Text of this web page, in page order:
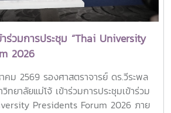
าร่วมการประชุม “Thai University
2026
ม 2569 รองศาสตราจารย์ ดร.วีระพล
ยาลัยแม่โจ้ เข้าร่วมการประชุมเข้าร่วม
Presidents Forum 2026 ภาย